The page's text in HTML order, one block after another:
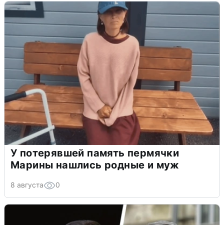
У потерявшей память пермячки
Марины нашлись родные и муж
8 августа 0